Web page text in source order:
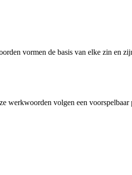
vormen de basis van elke zin en
werkwoorden volgen een